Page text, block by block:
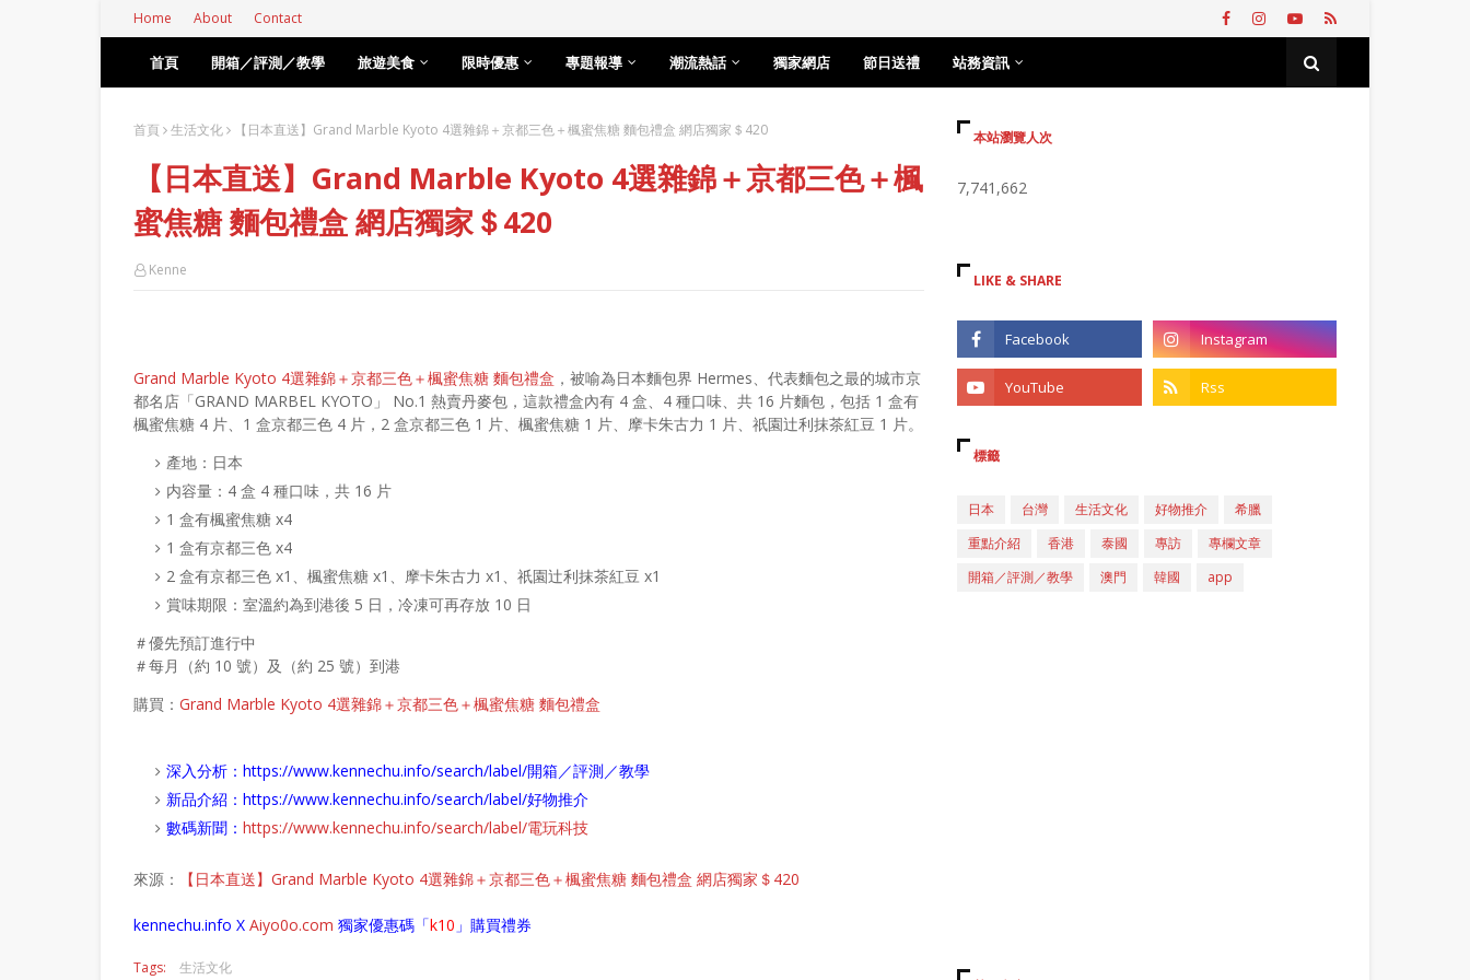
Home About Contact
首頁 開箱／評測／教學 旅遊美食 限時優惠 專題報導 潮流熱話 獨家網店 節日送禮 站務資訊
首頁 生活文化 【日本直送】Grand Marble Kyoto 4選雜錦＋京都三色＋楓蜜焦糖 麵包禮盒 網店獨家＄420
【日本直送】Grand Marble Kyoto 4選雜錦＋京都三色＋楓
蜜焦糖 麵包禮盒 網店獨家＄420
Kenne
Grand Marble Kyoto 4選雜錦＋京都三色＋楓蜜焦糖 麵包禮盒 ，被喻為日本麵包界 Hermes、代表麵包之最的城市京
都名店「GRAND MARBEL KYOTO」 No.1 熱賣丹麥包，這款禮盒內有 4 盒、4 種口味、共 16 片麵包，包括 1 盒有
楓蜜焦糖 4 片、1 盒京都三色 4 片，2 盒京都三色 1 片、楓蜜焦糖 1 片、摩卡朱古力 1 片、祇園辻利抹茶紅豆 1 片。
產地：日本
内容量：4 盒 4 種口味，共 16 片
1 盒有楓蜜焦糖 x4
1 盒有京都三色 x4
2 盒有京都三色 x1、楓蜜焦糖 x1、摩卡朱古力 x1、祇園辻利抹茶紅豆 x1
賞味期限：室溫約為到港後 5 日，冷凍可再存放 10 日
＃優先預訂進行中
＃每月（約 10 號）及（約 25 號）到港
購買： Grand Marble Kyoto 4選雜錦＋京都三色＋楓蜜焦糖 麵包禮盒
深入分析： https://www.kennechu.info/search/label/開箱／評測／教學
新品介紹： https://www.kennechu.info/search/label/好物推介
數碼新聞： https://www.kennechu.info/search/label/電玩科技
來源： 【日本直送】Grand Marble Kyoto 4選雜錦＋京都三色＋楓蜜焦糖 麵包禮盒 網店獨家＄420
kennechu.info X Aiyo0o.com 獨家優惠碼「k10 」購買禮券
Tags: 生活文化
本站瀏覽人次
7,741,662
LIKE & SHARE
標籤
日本 台灣 生活文化 好物推介
希臘
重點介紹
香港 泰國 專訪
專欄文章
開箱／評測／教學
澳門 韓國 app